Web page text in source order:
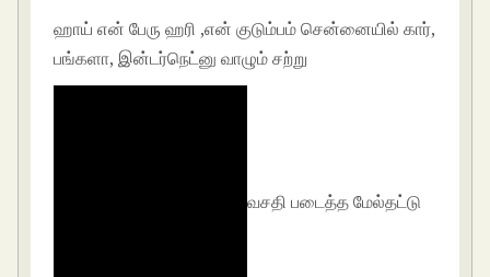
ஹாய் என் பேரு ஹரி ,என் குடும்பம் சென்னையில் கார்,
பங்களா, இன்டர்நெட்னு வாழும் சற்று
வசதி படைத்த மேல்தட்டு